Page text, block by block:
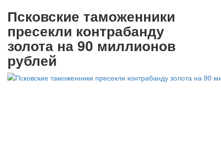
Псковские таможенники
пресекли контрабанду
золота на 90 миллионов
рублей